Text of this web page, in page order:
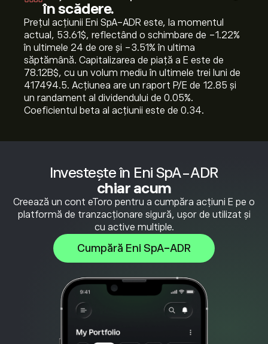
Investește în Eni SpA-ADR
chiar acum
Creează un cont eToro pentru a cumpăra acțiuni E pe o
platformă de tranzacționare sigură, ușor de utilizat și
cu active multiple.
Cumpără Eni SpA-ADR
în scădere.
Prețul acțiunii Eni SpA-ADR este, la momentul
actual, 53.61‎$‎, reflectând o schimbare de ‎-1.22‎%
în ultimele 24 de ore și ‎-3.51‎% în ultima
săptămână. Capitalizarea de piață a E este de
78.12B‎$‎, cu un volum mediu în ultimele trei luni de
417494.5. Acțiunea are un raport P/E de 12.85 și
un randament al dividendului de 0.05%.
Coeficientul beta al acțiunii este de 0.34.